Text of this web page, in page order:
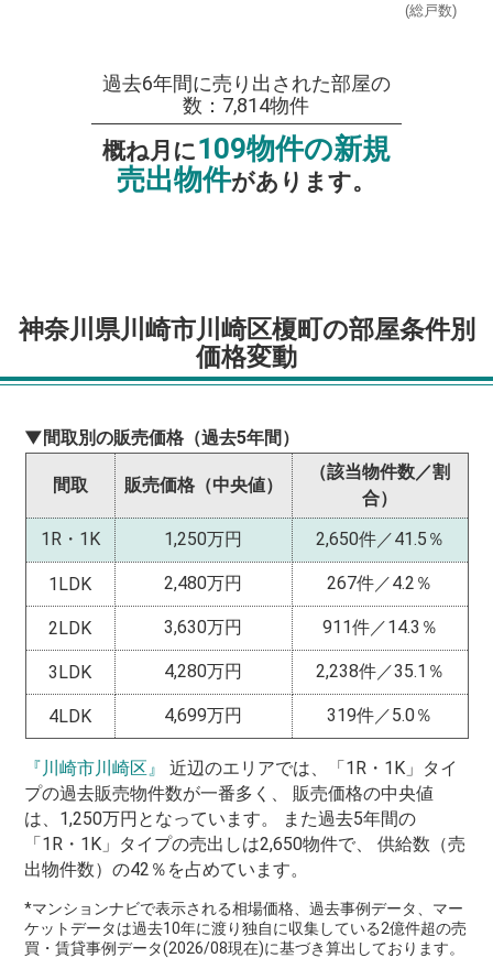
(総戸数)
過去6年間に売り出された部屋の
数：7,814物件
概ね月に109物件の新規
売出物件があります。
神奈川県川崎市川崎区榎町の部屋条件別
価格変動
▼間取別の販売価格（過去5年間）
間取 販売価格（中央値）
（該当物件数／割
合）
1R・1K
1,250万円 2,650件／41.5％
1LDK 2,480万円 267件／4.2％
2LDK 3,630万円 911件／14.3％
3LDK 4,280万円 2,238件／35.1％
4LDK 4,699万円 319件／5.0％
『川崎市川崎区』
近辺のエリアでは、「1R・1K」タイ
プの過去販売物件数が一番多く、 販売価格の中央値
は、1,250万円となっています。 また過去5年間の
「1R・1K」タイプの売出しは2,650物件で、 供給数（売
出物件数）の42％を占めています。
*マンションナビで表示される相場価格、過去事例データ、マー
ケットデータは過去10年に渡り独自に収集している2億件超の売
買・賃貸事例データ(2026/08現在)に基づき算出しております。